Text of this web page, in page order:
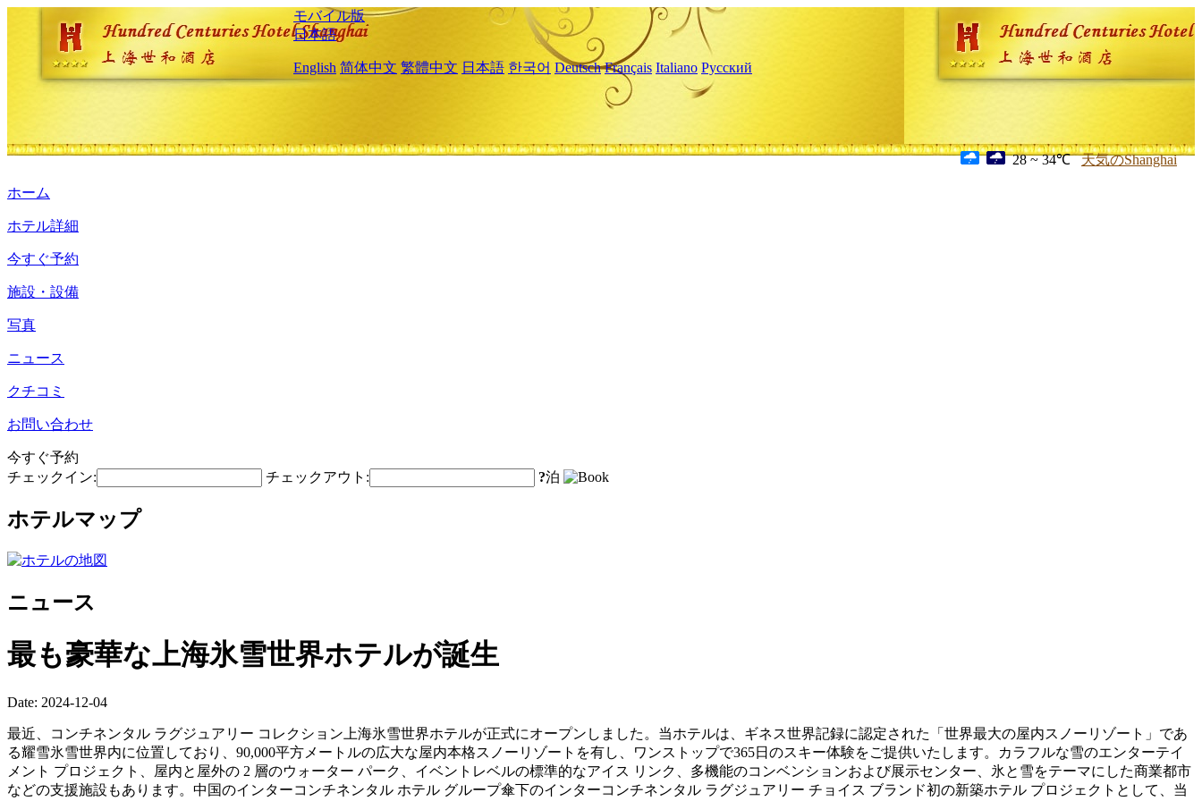
モバイル版
日本語
English 简体中文 繁體中文 日本語 한국어 Deutsch Français Italiano Русский
28 ~ 34℃ 天気のShanghai
ホーム
ホテル詳細
今すぐ予約
施設・設備
写真
ニュース
クチコミ
お問い合わせ
今すぐ予約
チェックイン:
チェックアウト: ?泊
ホテルマップ
ニュース
最も豪華な上海氷雪世界ホテルが誕生
Date: 2024-12-04
最近、コンチネンタル ラグジュアリー コレクション上海氷雪世界ホテルが正式にオープンしました。当ホテルは、ギネス世界記録に認定された「世界最大の屋内スノーリゾート」であ
る耀雪氷雪世界内に位置しており、90,000平方メートルの広大な屋内本格スノーリゾートを有し、ワンストップで365日のスキー体験をご提供いたします。カラフルな雪のエンターテイ
メント プロジェクト、屋内と屋外の 2 層のウォーター パーク、イベントレベルの標準的なアイス リンク、多機能のコンベンションおよび展示センター、氷と雪をテーマにした商業都市
などの支援施設もあります。中国のインターコンチネンタル ホテル グループ傘下のインターコンチネンタル ラグジュアリー チョイス ブランド初の新築ホテル プロジェクトとして、当